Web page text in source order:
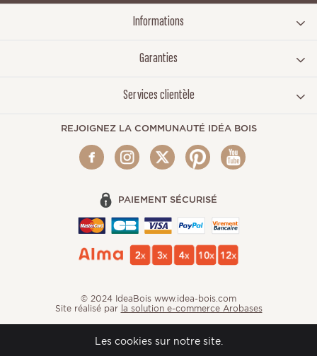
Informations
Garanties
Services clientèle
REJOIGNEZ LA COMMUNAUTÉ IDÉA BOIS
PAIEMENT SÉCURISÉ
© 2024 IdeaBois www.idea-bois.com
Site réalisé par la solution e-commerce Arobases
Les cookies sur notre site.